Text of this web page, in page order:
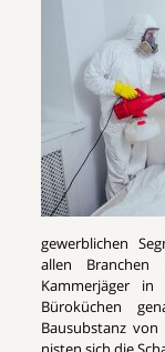
gewerblichen
allen Branchen
Kammerjäger
Büroküchen
Bausubstanz